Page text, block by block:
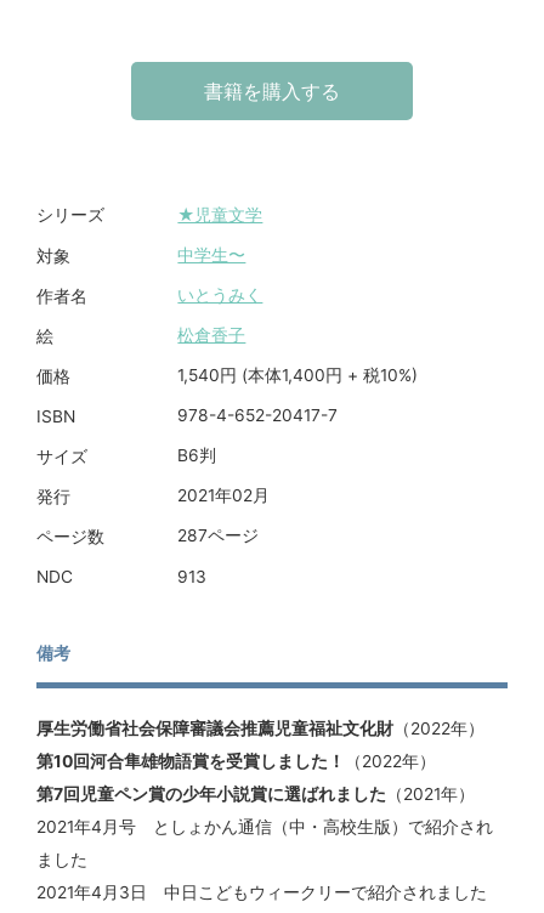
書籍を購入する
シリーズ ★児童文学
対象 中学生〜
作者名 いとうみく
絵 松倉香子
価格 1,540円 (本体1,400円 + 税10%)
ISBN 978-4-652-20417-7
サイズ B6判
発行 2021年02月
ページ数 287ページ
NDC 913
備考
厚生労働省社会保障審議会推薦児童福祉文化財 （2022年）
第10回河合隼雄物語賞を受賞しました！
（2022年）
第7回児童ペン賞の少年小説賞に選ばれました （2021年）
2021年4月号 としょかん通信（中・高校生版）で紹介され
ました
2021年4月3日 中日こどもウィークリーで紹介されました